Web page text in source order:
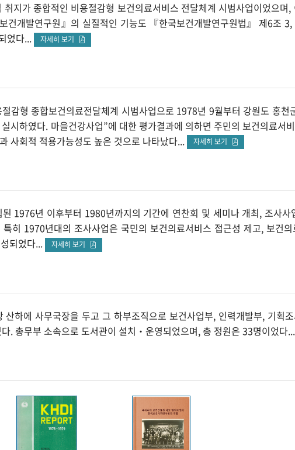
취지가 종합적인 비용절감형 보건의료서비스 전달체계 시범사업이었으
건개발연구원』의 실질적인 기능도 『한국보건개발연구원법』 제6조
었다...
자세히 보기
감형 종합보건의료전달체계 시범사업으로 1978년 9월부터 강원도 홍
시하였다. 마을건강사업”에 대한 평가결과에 의하면 주민의 보건의료서
사회적 적용가능성도 높은 것으로 나타났다...
자세히 보기
된 1976년 이후부터 1980년까지의 기간에 연찬회 및 세미나 개최, 조사
히 1970년대의 조사사업은 국민의 보건의료서비스 접근성 제고, 보건
되었다...
자세히 보기
산하에 사무국장을 두고 그 하부조직으로 보건사업부, 인력개발부, 기획
. 총무부 소속으로 도서관이 설치‧운영되었으며, 총 정원은 33명이었다...